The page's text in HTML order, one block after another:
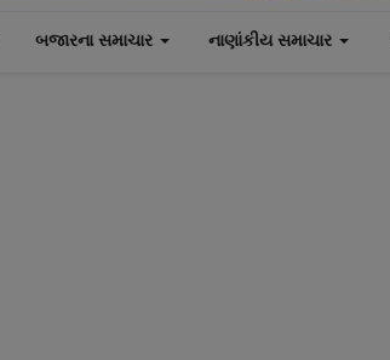
બજારના સમાચાર નાણાંકીય સમાચાર